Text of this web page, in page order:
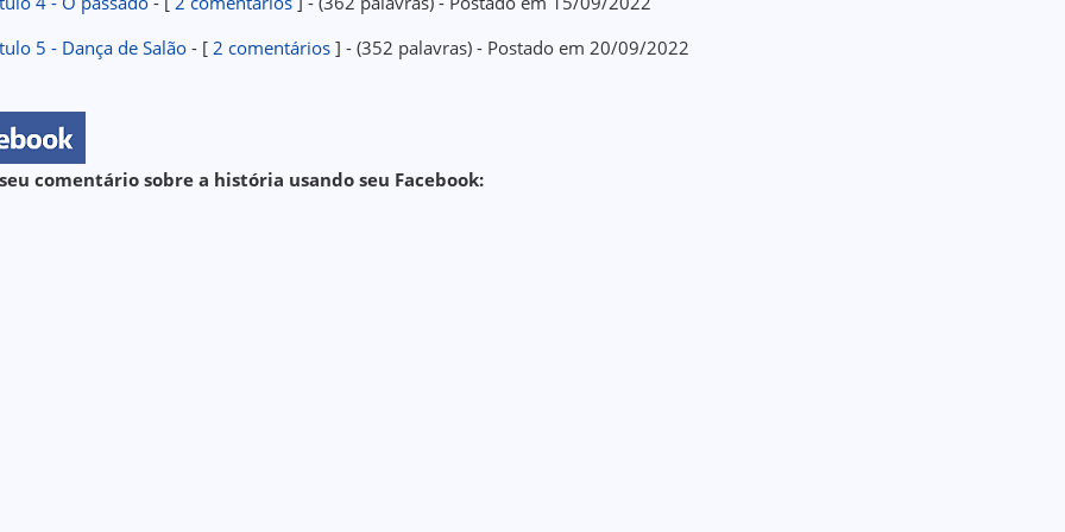
5 - Dança de Salão - [2 comentários ] - (352 palavras) - Postado em 20/09/2022
comentário sobre a história usando seu Facebook: